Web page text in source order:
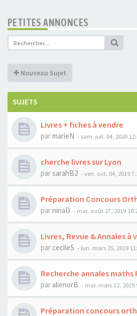
PETITES ANNONCES
Nouveau Sujet
SUJETS
Livres + fiches à vendre
parmarieN - sam. juil. 04, 2020
cherche livres sur Lyon
parsarahB2 -ven. oct. 04, 2019
Préparation Concours
parninaD - mar. août 27, 2019
Livres, Revue & Annales à
par cecileS - lun. mars 25, 2019
Recherche annales maths
par alienorB - mar. mars 12, 2019
Préparation concours